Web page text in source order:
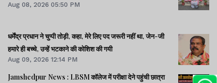
Aug 08, 2026 05:50 PM
धर्मेंद्र प्रधान ने चुप्पी तोड़ी, कहा, मेरे लिए पद जरूरी नहीं था, जेन-जी
हमारे ही बच्चे, उन्हें भटकाने की कोशिश की गयी
Aug 09, 2026 12:14 PM
Jamshedpur News : LBSM कॉलेज में परीक्षा देने पहुंची छात्रा